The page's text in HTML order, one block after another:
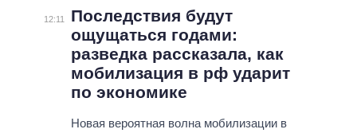
12:11
Последствия будут
ощущаться годами:
разведка рассказала, как
мобилизация в рф ударит
по экономике
Новая вероятная волна мобилизации в